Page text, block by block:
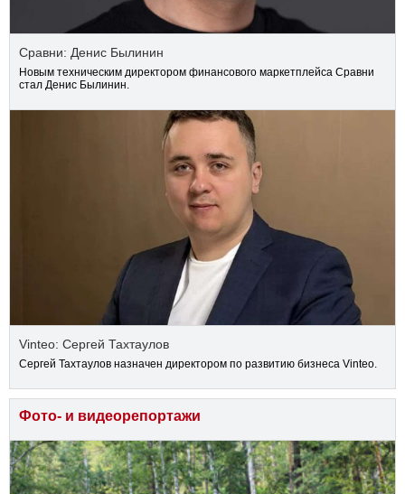
Сравни: Денис Былинин
Новым техническим директором финансового маркетплейса Сравни
стал Денис Былинин.
Vinteo: Сергей Тахтаулов
Сергей Тахтаулов назначен директором по развитию бизнеса Vinteo.
Фото- и видеорепортажи